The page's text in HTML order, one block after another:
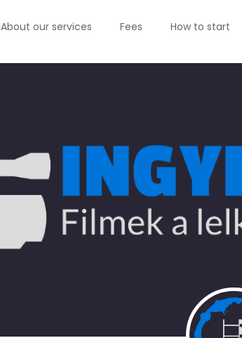
About our services Fees How to start